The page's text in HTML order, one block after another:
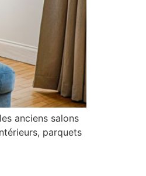
anciens salons
parquets